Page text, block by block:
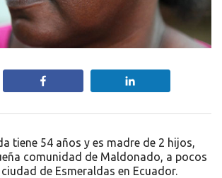
tiene 54 años y es madre de 2 hijos,
comunidad de Maldonado, a pocos
de Esmeraldas en Ecuador.